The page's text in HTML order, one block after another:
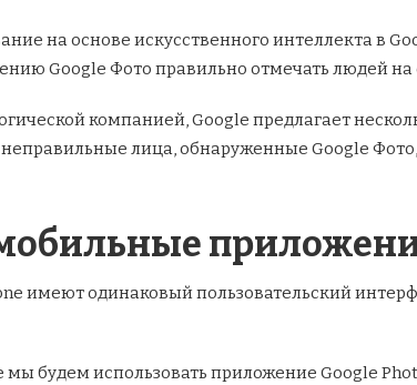
на основе искусственного интеллекта в
Google Фото правильно отмечать людей на
компанией, Google предлагает
лица, обнаруженные Google
имеют одинаковый пользовательский
будем использовать приложение Google